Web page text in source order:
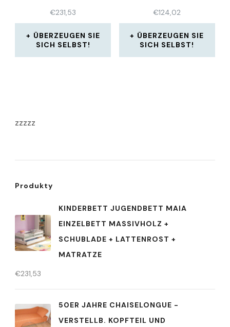
€231,53
ÜBERZEUGEN SIE
SICH SELBST!
€124,02
ÜBERZEUGEN SIE
SICH SELBST!
zzzzz
Produkty
KINDERBETT JUGENDBETT MAIA
EINZELBETT MASSIVHOLZ +
SCHUBLADE + LATTENROST +
MATRATZE
€231,53
50ER JAHRE CHAISELONGUE -
VERSTELLB. KOPFTEIL UND